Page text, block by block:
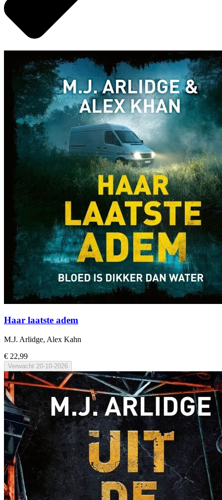
Haar laatste adem
M.J. Arlidge, Alex Kahn
€ 22,99
Verwacht 20-10-2026